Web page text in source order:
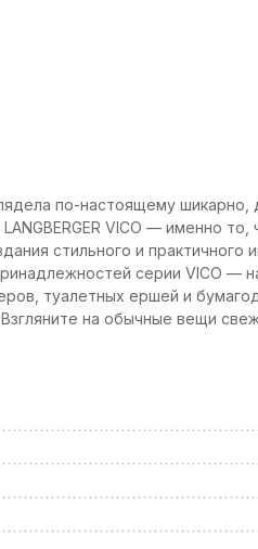
по-настоящему шикарно,
VICO — именно
стильного и практичного
серии VICO —
туалетных ершей и
на обычные вещи